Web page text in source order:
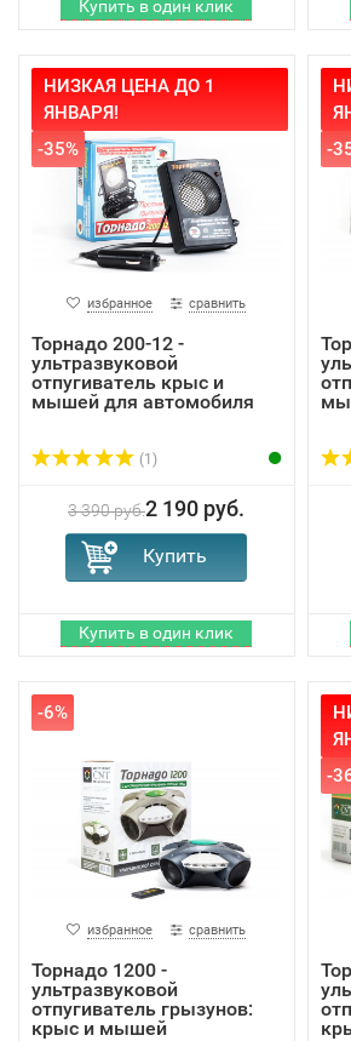
НИЗКАЯ ЦЕНА ДО 1
ЯНВАРЯ!
-35%
избранное сравнить
Торнадо 200-12 -
ультразвуковой
отпугиватель крыс и
мышей для автомобиля
(1)
3 390 руб.2 190 руб.
-
-6%
избранное сравнить
Торнадо 1200 -
ультразвуковой
отпугиватель грызунов:
крыс и мышей
-